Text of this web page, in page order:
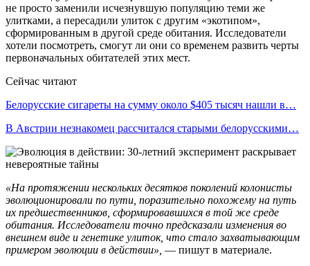
не просто заменили исчезнувшую популяцию теми же
улитками, а пересадили улиток с другим «экотипом»,
сформированным в другой среде обитания. Исследователи
хотели посмотреть, смогут ли они со временем развить черты
первоначальных обитателей этих мест.
Сейчас читают
Белорусские сигареты на сумму около $405 тысяч нашли в…
В Австрии незнакомец рассчитался старыми белорусскими…
«На протяжении нескольких десятков поколений колонисты
эволюционировали по пути, поразительно похожему на путь
их предшественников, сформировавшихся в той же среде
обитания. Исследователи точно предсказали изменения во
внешнем виде и генетике улиток, что стало захватывающим
примером эволюции в действии», — пишут в материале.